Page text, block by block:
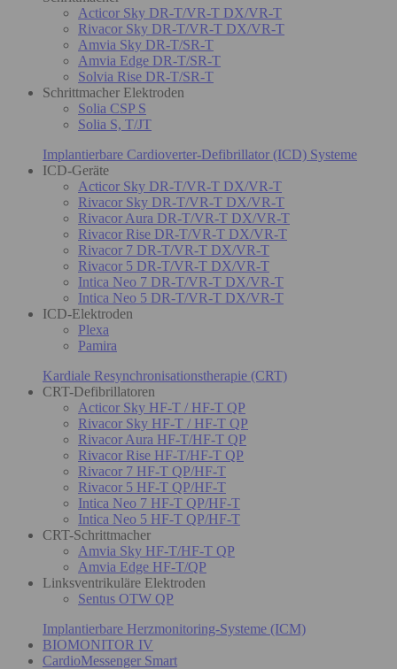
Acticor Sky DR-T/VR-T DX/VR-T
Rivacor Sky DR-T/VR-T DX/VR-T
Amvia Sky DR-T/SR-T
Amvia Edge DR-T/SR-T
Solvia Rise DR-T/SR-T
Schrittmacher Elektroden
Solia CSP S
Solia S, T/JT
Implantierbare Cardioverter-Defibrillator (ICD) Systeme
ICD-Geräte
Acticor Sky DR-T/VR-T DX/VR-T
Rivacor Sky DR-T/VR-T DX/VR-T
Rivacor Aura DR-T/VR-T DX/VR-T
Rivacor Rise DR-T/VR-T DX/VR-T
Rivacor 7 DR-T/VR-T DX/VR-T
Rivacor 5 DR-T/VR-T DX/VR-T
Intica Neo 7 DR-T/VR-T DX/VR-T
Intica Neo 5 DR-T/VR-T DX/VR-T
ICD-Elektroden
Plexa
Pamira
Kardiale Resynchronisationstherapie (CRT)
CRT-Defibrillatoren
Acticor Sky HF-T / HF-T QP
Rivacor Sky HF-T / HF-T QP
Rivacor Aura HF-T/HF-T QP
Rivacor Rise HF-T/HF-T QP
Rivacor 7 HF-T QP/HF-T
Rivacor 5 HF-T QP/HF-T
Intica Neo 7 HF-T QP/HF-T
Intica Neo 5 HF-T QP/HF-T
CRT-Schrittmacher
Amvia Sky HF-T/HF-T QP
Amvia Edge HF-T/QP
Linksventrikuläre Elektroden
Sentus OTW QP
Implantierbare Herzmonitoring-Systeme (ICM)
BIOMONITOR IV
CardioMessenger Smart